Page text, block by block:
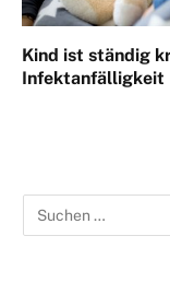
Kind ist ständig
Infektanfälligkeit